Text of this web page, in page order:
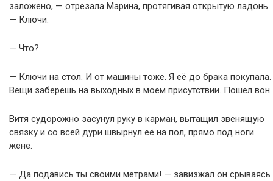
заложено, — отрезала Марина, протягивая открытую ладонь.
— Ключи.
— Что?
— Ключи на стол. И от машины тоже. Я её до брака покупала.
Вещи заберешь на выходных в моем присутствии. Пошел вон.
Витя судорожно засунул руку в карман, вытащил звенящую
связку и со всей дури швырнул её на пол, прямо под ноги
жене.
— Да подавись ты своими метрами! — завизжал он срываясь